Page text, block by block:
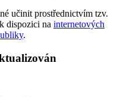
učinit prostřednictvím tzv.
dispozici na internetových
.